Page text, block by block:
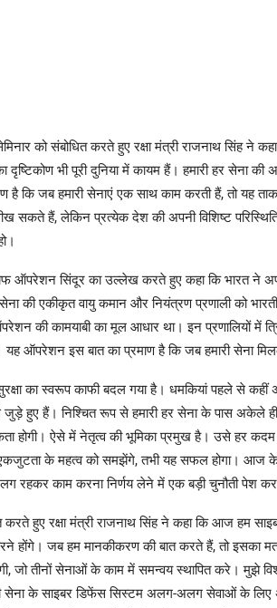
को संबोधित करते हुए रक्षा मंत्री राजनाथ सिंह ने कहा
भी पूरी दुनिया में कायम हैं। हमारी हर सेना की
कि जब हमारी सेनाएं एक साथ काम करती हैं, तो यह
सकते हैं, लेकिन प्रत्येक देश की अपनी विशिष्ट
ऑपरेशन सिंदूर का उल्लेख करते हुए कहा कि भारत ने
सेना की एकीकृत वायु कमान और नियंत्रण प्रणाली को
की कामयाबी का मूल आधार था। इन प्रणालियों में
ऑपरेशन इस बात का प्रमाण है कि जब हमारी सेना
सुरक्षा का स्वरूप काफी बदल गया है। धमकियां पहले से
जुड़े हुए हैं। निश्चित रूप से हमारी हर सेना के पास अकेले
होगी। ऐसे में नेतृत्व की भूमिका प्रमुख है। उसे हर
के महत्व को समझेंगे, तभी यह सफल होगा। आज
रहकर काम करना निर्णय लेने में एक बड़ी चुनौती पेश
करते हुए रक्षा मंत्री राजनाथ सिंह ने कहा कि आज हम
होंगे। जब हम मानकीकरण की बात करते हैं, तो इसका
जो तीनों सेनाओं के काम में समन्वय स्थापित करे। मुझे
सेना के साइबर डिफेंस सिस्टम अलग-अलग सेवाओं के